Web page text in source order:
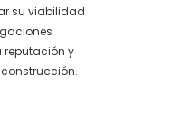
su viabilidad
reputación y